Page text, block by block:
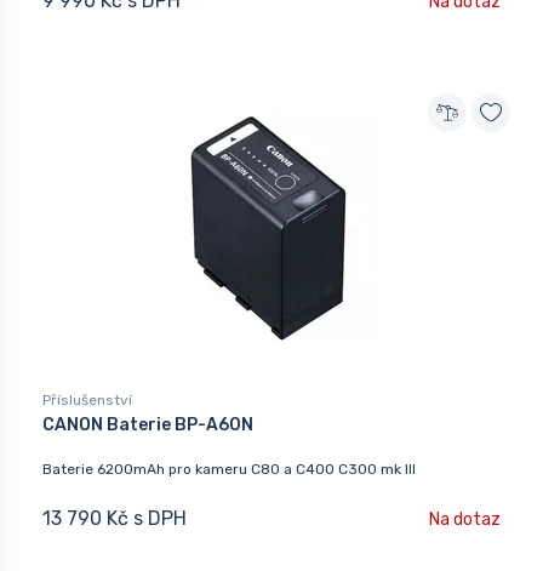
Příslušenství
CANON Baterie BP-A60N
Baterie 6200mAh pro kameru C80 a C400 C300 mk III
13 790 Kč s DPH Na dotaz